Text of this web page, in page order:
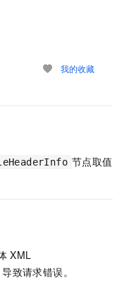
我的收藏
节点取值
XML
致请求错误。